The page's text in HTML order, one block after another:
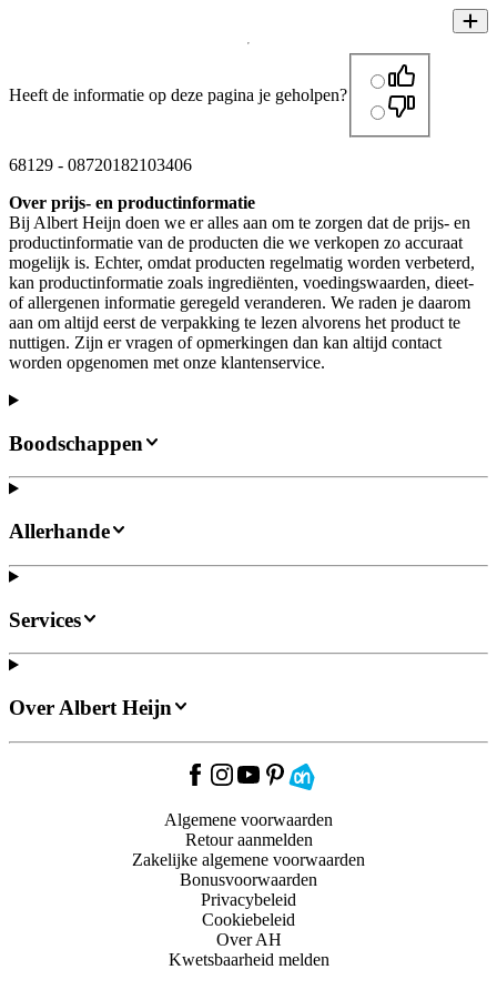
Heeft de informatie op deze pagina je geholpen?
68129 - 08720182103406
Over prijs- en productinformatie
Bij Albert Heijn doen we er alles aan om te zorgen dat de prijs- en
productinformatie van de producten die we verkopen zo accuraat
mogelijk is. Echter, omdat producten regelmatig worden verbeterd,
kan productinformatie zoals ingrediënten, voedingswaarden, dieet-
of allergenen informatie geregeld veranderen. We raden je daarom
aan om altijd eerst de verpakking te lezen alvorens het product te
nuttigen. Zijn er vragen of opmerkingen dan kan altijd contact
worden opgenomen met onze klantenservice.
Boodschappen
Allerhande
Services
Over Albert Heijn
Algemene voorwaarden
Retour aanmelden
Zakelijke algemene voorwaarden
Bonusvoorwaarden
Privacybeleid
Cookiebeleid
Over AH
Kwetsbaarheid melden